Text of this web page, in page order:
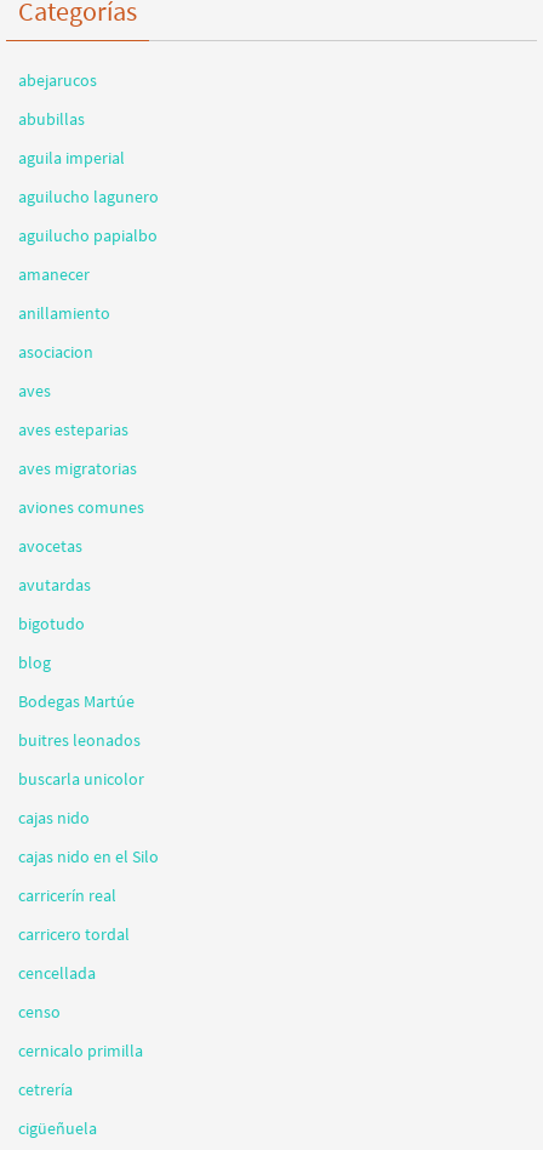
Categorías
abejarucos
abubillas
aguila imperial
aguilucho lagunero
aguilucho papialbo
amanecer
anillamiento
asociacion
aves
aves esteparias
aves migratorias
aviones comunes
avocetas
avutardas
bigotudo
blog
Bodegas Martúe
buitres leonados
buscarla unicolor
cajas nido
cajas nido en el Silo
carricerín real
carricero tordal
cencellada
censo
cernicalo primilla
cetrería
cigüeñuela